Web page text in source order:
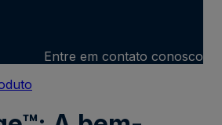
Entre em contato conosco